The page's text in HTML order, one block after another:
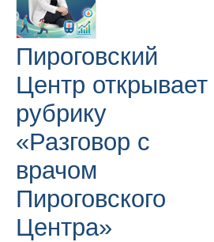
Пироговский
Центр открывает
рубрику
«Разговор с
врачом
Пироговского
Центра»